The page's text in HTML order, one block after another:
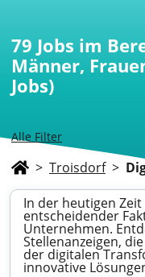
Alle Filter
79 Jobs im
Männer,
Jobs)
> Troisdorf >
In der heutigen
entscheidender
Unternehmen.
Stellenanzeigen,
der digitalen
innovative